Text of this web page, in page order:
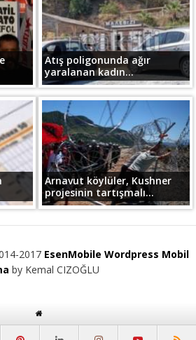
Atış poligonunda ağır
yaralanan kadın...
Arnavut köylüler, Kushner
projesinin tartışmalı...
2017 EsenMobile Wordpress Mobil
by Kemal CIZOĞLU